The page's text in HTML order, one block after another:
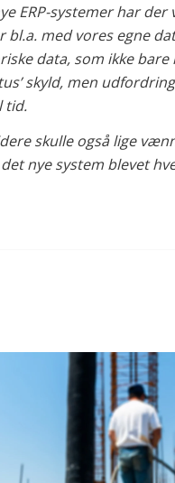
ERP-systemer har
bl.a. med vores egne
data, som ikke
skyld, men
tid.
skulle også lige
nye system blevet